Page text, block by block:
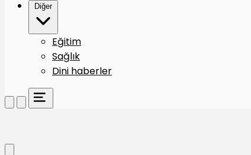
Diğer
Eğitim
Sağlık
Dini haberler